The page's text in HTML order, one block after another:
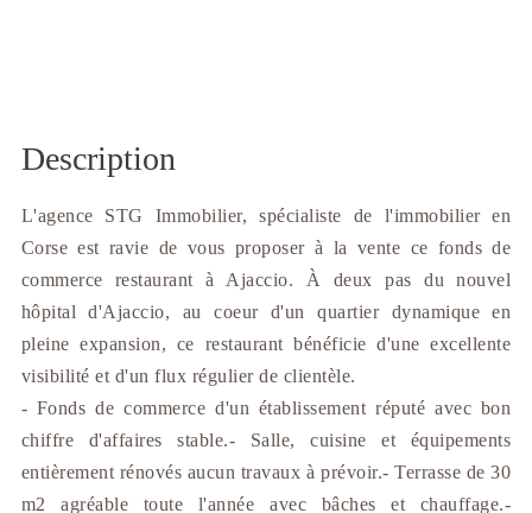
Description
L'agence STG Immobilier, spécialiste de l'immobilier en
Corse est ravie de vous proposer à la vente ce fonds de
commerce restaurant à Ajaccio. À deux pas du nouvel
hôpital d'Ajaccio, au coeur d'un quartier dynamique en
pleine expansion, ce restaurant bénéficie d'une excellente
visibilité et d'un flux régulier de clientèle.
- Fonds de commerce d'un établissement réputé avec bon
chiffre d'affaires stable.- Salle, cuisine et équipements
entièrement rénovés aucun travaux à prévoir.- Terrasse de 30
m2 agréable toute l'année avec bâches et chauffage.-